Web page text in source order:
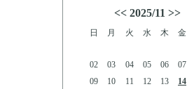
<< 2025/11 >>
日 月 火 水 木 金
02
03 04 05 06 07
09
10 11 12 13 14